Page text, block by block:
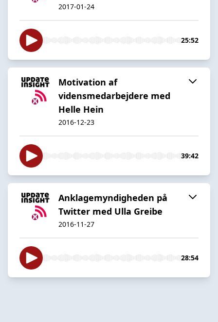
2017-01-24
25:52
Motivation af
vidensmedarbejdere med
Helle Hein
2016-12-23
39:42
Anklagemyndigheden på
Twitter med Ulla Greibe
2016-11-27
28:54